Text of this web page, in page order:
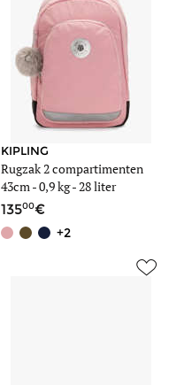
KIPLING
Rugzak 2 compartimenten
43cm -0,9 kg- 28 liter
13500
+2